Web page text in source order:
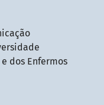
dos Enfermos